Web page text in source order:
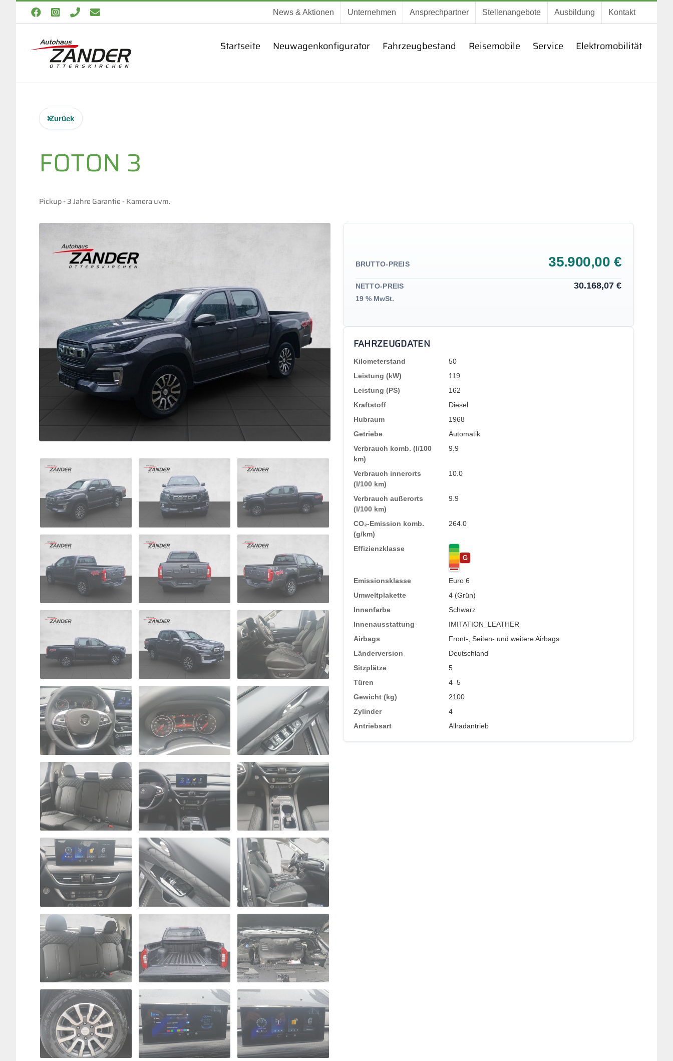
springen
FacebookInstagram
Telefon
E-
Mail
News & Aktionen Unternehmen Ansprechpartner Stellenangebote Ausbildung Kontakt
Startseite Neuwagenkonfigurator Fahrzeugbestand Reisemobile Service Elektromobilität
Zurück
FOTON 3
Pickup - 3 Jahre Garantie - Kamera uvm.
BRUTTO-PREIS 35.900,00 €
NETTO-PREIS 30.168,07 €
19 % MwSt.
FAHRZEUGDATEN
Kilometerstand
50
Leistung (kW)
119
Leistung (PS)
162
Kraftstoff
Diesel
Hubraum
1968
Getriebe
Automatik
Verbrauch komb. (l/100
km)
9.9
Verbrauch innerorts
(l/100 km)
10.0
Verbrauch außerorts
(l/100 km)
9.9
CO₂-Emission komb.
(g/km)
264.0
Effizienzklasse
G
Emissionsklasse
Euro 6
Umweltplakette
4 (Grün)
Innenfarbe
Schwarz
Innenausstattung
IMITATION_LEATHER
Airbags
Front-, Seiten- und weitere Airbags
Länderversion
Deutschland
Sitzplätze
5
Türen
4–5
Gewicht (kg)
2100
Zylinder
4
Antriebsart
Allradantrieb